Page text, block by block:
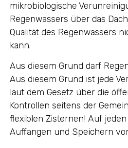
mikrobiologische
Regenwassers über das
Qualität des Regenwassers
kann.
Aus diesem Grund darf
Aus diesem Grund ist jede
laut dem Gesetz über die
Kontrollen seitens der
flexiblen Zisternen! Auf
Auffangen und Speichern